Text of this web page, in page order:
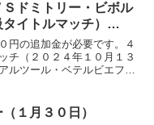
ドミトリー・ビボル
イトルマッチ）
生配信
円の追加金が必要です。４
チ（２０２４年１０月１３
ルツール・ベテルビエフ
１月３０日）